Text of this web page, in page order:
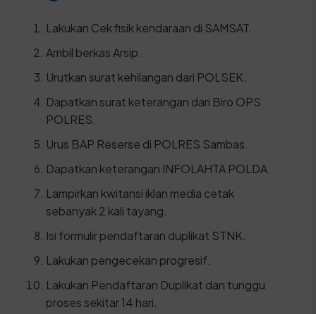
Lakukan Cek fisik kendaraan di SAMSAT.
Ambil berkas Arsip.
Urutkan surat kehilangan dari POLSEK.
Dapatkan surat keterangan dari Biro OPS
POLRES.
Urus BAP Reserse di POLRES Sambas.
Dapatkan keterangan INFOLAHTA POLDA.
Lampirkan kwitansi iklan media cetak
sebanyak 2 kali tayang.
Isi formulir pendaftaran duplikat STNK.
Lakukan pengecekan progresif.
Lakukan Pendaftaran Duplikat dan tunggu
proses sekitar 14 hari.